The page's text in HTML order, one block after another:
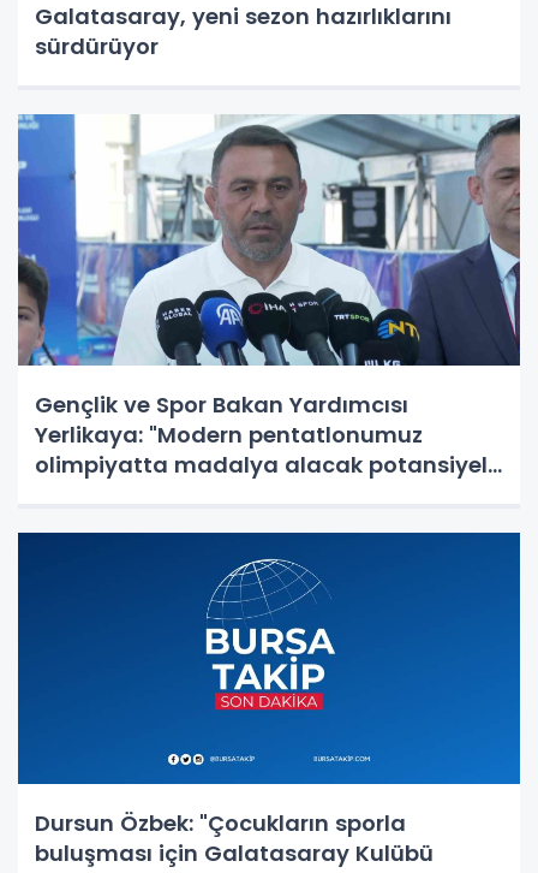
Galatasaray, yeni sezon hazırlıklarını
sürdürüyor
Gençlik ve Spor Bakan Yardımcısı
Yerlikaya: "Modern pentatlonumuz
olimpiyatta madalya alacak potansiyele
Dursun Özbek: "Çocukların sporla
buluşması için Galatasaray Kulübü